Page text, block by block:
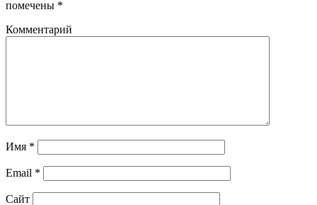
помечены *
Комментарий
Имя *
Email *
Сайт